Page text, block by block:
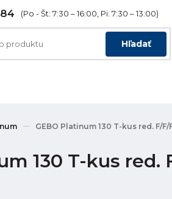
(Po - Št: 7:30 – 16:00, Pi: 7:30 – 13:00)
Hľadať
GEBO Platinum 130 T-kus red. F/F/
130 T-kus red.